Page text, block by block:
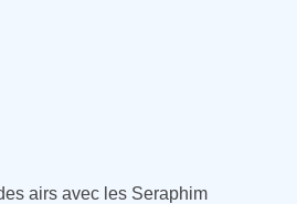
airs avec les Seraphim